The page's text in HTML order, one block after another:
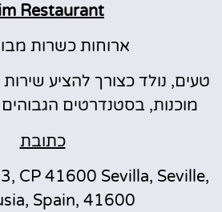
Restaurant
ארוחות כשרות
טעים, נולד כצורך להציע
מוכנות, בסטנדרטים
כתובת
CP 41600 Sevilla, Seville,
Spain, 41600